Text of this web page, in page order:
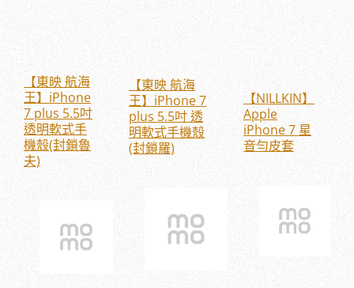
【東映 航海
王】iPhone
7 plus 5.5吋
透明軟式手
機殼(封鎖魯
夫)
【東映 航海
王】iPhone 7
plus 5.5吋 透
明軟式手機殼
(封鎖羅)
【NILLKIN】
Apple
iPhone 7 星
音勻皮套